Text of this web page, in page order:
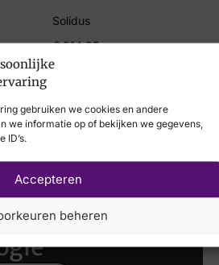
gebruiken we cookies en andere
we informatie op of bekijken we gegevens,
ID’s.
Accepteren
beheren
Solidus
€214,95
met de
3D